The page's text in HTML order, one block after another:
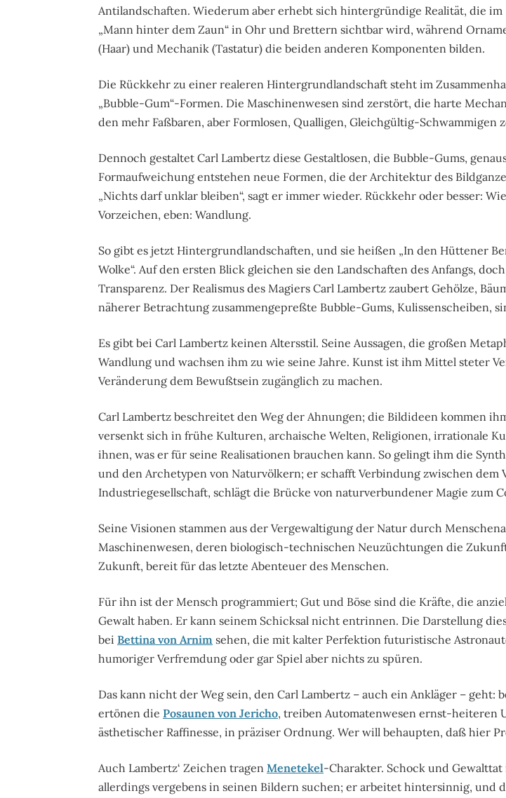
Antilandschaften. Wiederum aber erhebt sich hintergründige Realität, die im
„Mann hinter dem Zaun“ in Ohr und Brettern sichtbar wird, während
(Haar) und Mechanik (Tastatur) die beiden anderen Komponenten bilden.
Die Rückkehr zu einer realeren Hintergrundlandschaft steht im
„Bubble-Gum“-Formen. Die Maschinenwesen sind zerstört, die harte
den mehr Faßbaren, aber Formlosen, Qualligen, Gleichgültig-Schwammigen
Dennoch gestaltet Carl Lambertz diese Gestaltlosen, die Bubble-Gums,
Formaufweichung entstehen neue Formen, die der Architektur des
„Nichts darf unklar bleiben“, sagt er immer wieder. Rückkehr oder besser:
Vorzeichen, eben: Wandlung.
So gibt es jetzt Hintergrundlandschaften, und sie heißen „In den Hüttener
Wolke“. Auf den ersten Blick gleichen sie den Landschaften des Anfangs,
Transparenz. Der Realismus des Magiers Carl Lambertz zaubert Gehölze,
näherer Betrachtung zusammengepreßte Bubble-Gums, Kulissenscheiben,
Es gibt bei Carl Lambertz keinen Altersstil. Seine Aussagen, die großen
Wandlung und wachsen ihm zu wie seine Jahre. Kunst ist ihm Mittel steter
Veränderung dem Bewußtsein zugänglich zu machen.
Carl Lambertz beschreitet den Weg der Ahnungen; die Bildideen kommen
versenkt sich in frühe Kulturen, archaische Welten, Religionen, irrationale
ihnen, was er für seine Realisationen brauchen kann. So gelingt ihm die
und den Archetypen von Naturvölkern; er schafft Verbindung zwischen dem
Industriegesellschaft, schlägt die Brücke von naturverbundener Magie zum
Seine Visionen stammen aus der Vergewaltigung der Natur durch
Maschinenwesen, deren biologisch-technischen Neuzüchtungen die
Zukunft, bereit für das letzte Abenteuer des Menschen.
Für ihn ist der Mensch programmiert; Gut und Böse sind die Kräfte, die
Gewalt haben. Er kann seinem Schicksal nicht entrinnen. Die Darstellung
bei Bettina von Arnim sehen, die mit kalter Perfektion futuristische
humoriger Verfremdung oder gar Spiel aber nichts zu spüren.
Das kann nicht der Weg sein, den Carl Lambertz – auch ein Ankläger – geht:
ertönen die Posaunen von Jericho, treiben Automatenwesen ernst-heiteren
ästhetischer Raffinesse, in präziser Ordnung. Wer will behaupten, daß hier
Auch Lambertz‘ Zeichen tragen Menetekel-Charakter. Schock und
allerdings vergebens in seinen Bildern suchen; er arbeitet hintersinnig, und